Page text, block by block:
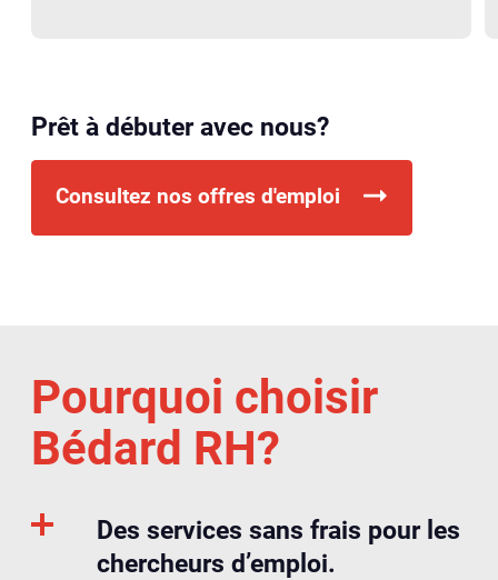
Prêt à débuter avec nous?
Consultez nos offres d'emploi
Pourquoi choisir
Bédard RH?
Des services sans frais pour les
chercheurs d’emploi.